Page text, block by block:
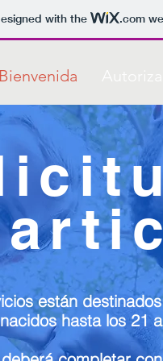
with the .com
Bienvenida
están
hasta los 21